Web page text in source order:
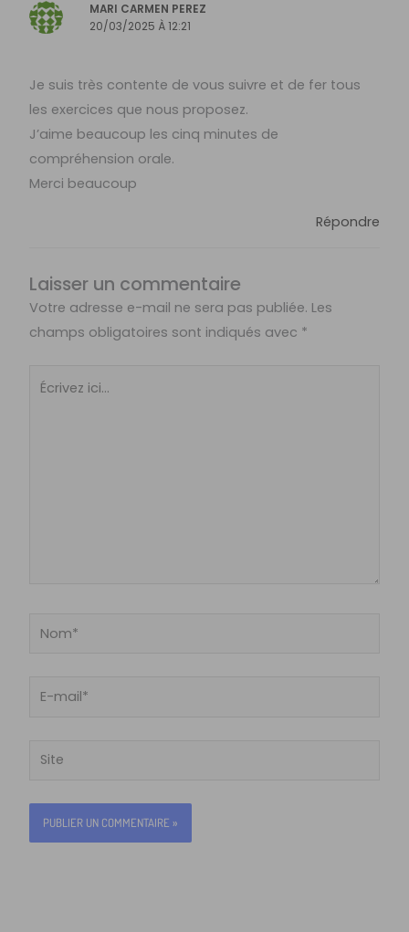
MARI CARMEN PEREZ
20/03/2025 À 12:21
Je suis très contente de vous suivre et de fer tous
les exercices que nous proposez.
J’aime beaucoup les cinq minutes de
compréhension orale.
Merci beaucoup
Répondre
Laisser un commentaire
Votre adresse e-mail ne sera pas publiée. Les
champs obligatoires sont indiqués avec *
E-
Site